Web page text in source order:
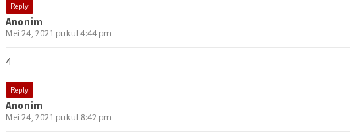
Reply
Anonim
Mei 24, 2021 pukul 4:44 pm
4
Reply
Anonim
Mei 24, 2021 pukul 8:42 pm